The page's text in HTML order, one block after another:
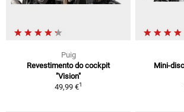
Puig
Revestimento do cockpit
"Vision"
49,99 €1
Mini-